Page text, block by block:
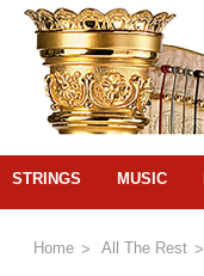
STRINGS MUSIC
Home All The Rest